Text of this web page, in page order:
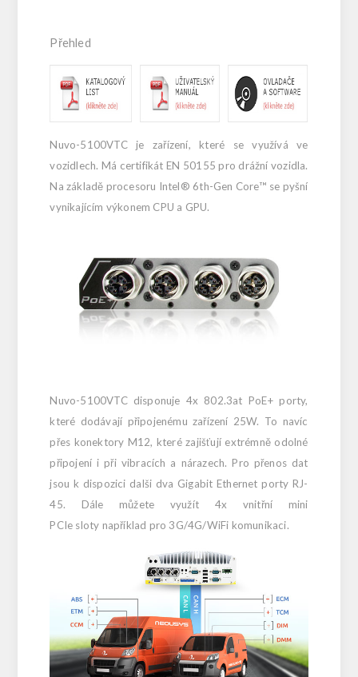
Přehled
Nuvo-5100VTC je zařízení, které se využívá ve
vozidlech. Má certifikát EN 50155 pro drážní vozidla.
Na základě procesoru Intel® 6th-Gen Core™ se pyšní
vynikajícím výkonem CPU a GPU.
Nuvo-5100VTC disponuje 4x 802.3at PoE+ porty,
které dodávají připojenému zařízení 25W. To navíc
přes konektory M12, které zajišťují extrémně odolné
připojení i při vibracích a nárazech. Pro přenos dat
jsou k dispozici dalši dva Gigabit Ethernet porty RJ-
45. Dále můžete využít 4x vnitřní mini
PCIe sloty například pro 3G/4G/WiFi komunikaci.